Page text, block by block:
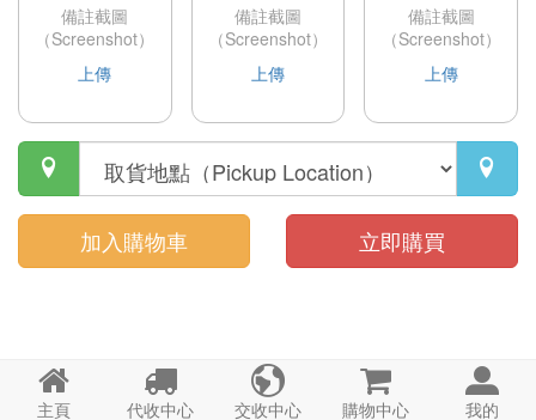

主頁

代收中心

交收中心

購物中心

我的
備註截圖
（Screenshot）
上傳
備註截圖
（Screenshot）
上傳
備註截圖
（Screenshot）
上傳
 
加入購物車 立即購買